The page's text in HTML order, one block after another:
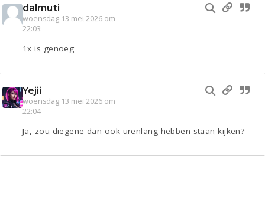
dalmuti
woensdag 13 mei 2026 om
22:03
1x is genoeg
Yejii
woensdag 13 mei 2026 om
22:04
Ja, zou diegene dan ook urenlang hebben staan kijken?